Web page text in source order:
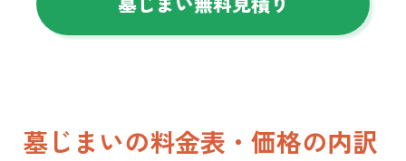
墓じまいの料金表・価格の内訳